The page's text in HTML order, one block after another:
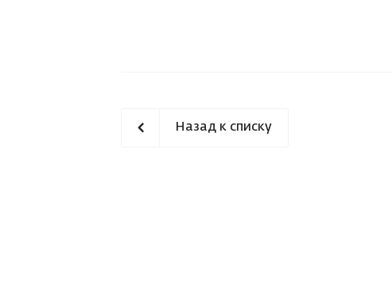
Назад к списку